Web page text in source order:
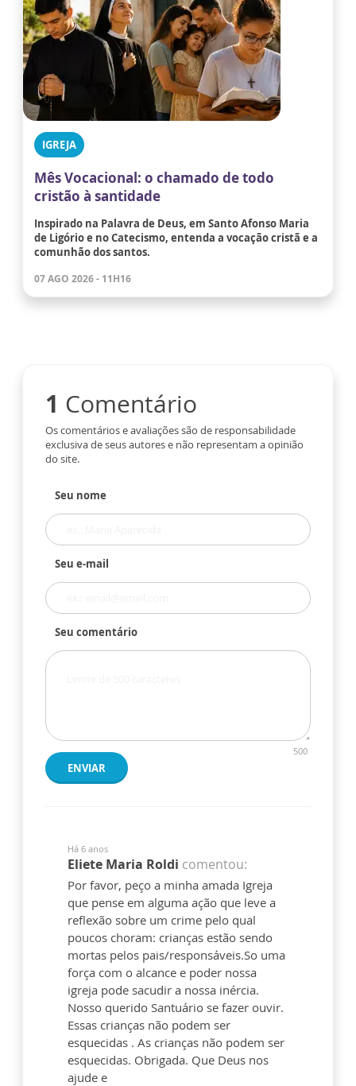
IGREJA
Mês Vocacional: o chamado de todo
cristão à santidade
Inspirado na Palavra de Deus, em Santo Afonso Maria
de Ligório e no Catecismo, entenda a vocação cristã e a
comunhão dos santos.
07 AGO 2026 - 11H16
1 Comentário
Os comentários e avaliações são de responsabilidade
exclusiva de seus autores e não representam a opinião
do site.
Seu nome
Seu e-mail
Seu comentário
500
ENVIAR
Há 6 anos
Eliete Maria Roldi comentou:
Por favor, peço a minha amada Igreja
que pense em alguma ação que leve a
reflexão sobre um crime pelo qual
poucos choram: crianças estão sendo
mortas pelos pais/responsáveis.So uma
força com o alcance e poder nossa
igreja pode sacudir a nossa inércia.
Nosso querido Santuário se fazer ouvir.
Essas crianças não podem ser
esquecidas . As crianças não podem ser
esquecidas. Obrigada. Que Deus nos
ajude e